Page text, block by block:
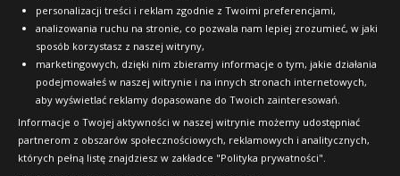
personalizacji treści i reklam zgodnie z Twoimi preferencjami,
analizowania ruchu na stronie, co pozwala nam lepiej zrozumieć, w jaki
sposób korzystasz z naszej witryny,
marketingowych, dzięki nim zbieramy informacje o tym, jakie działania
podejmowałeś w naszej witrynie i na innych stronach internetowych,
aby wyświetlać reklamy dopasowane do Twoich zainteresowań.
Informacje o Twojej aktywności w naszej witrynie możemy udostępniać
partnerom z obszarów społecznościowych, reklamowych i analitycznych,
których pełną listę znajdziesz w zakładce "Polityka prywatności".